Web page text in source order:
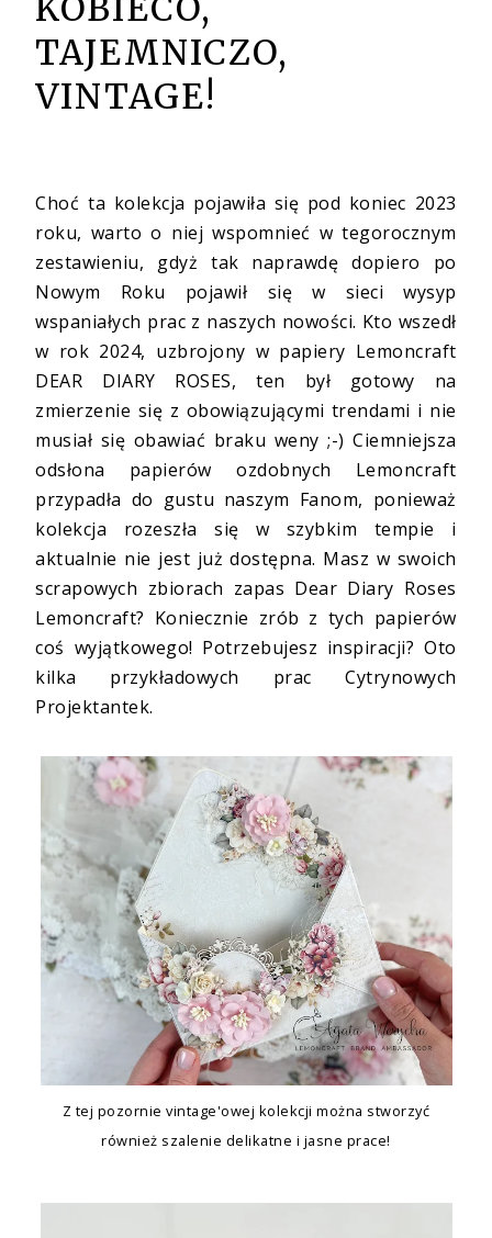
TAJEMNICZO,
VINTAGE!
Choć ta kolekcja pojawiła się pod koniec 2023
roku, warto o niej wspomnieć w tegorocznym
zestawieniu, gdyż tak naprawdę dopiero po
Nowym Roku pojawił się w sieci wysyp
wspaniałych prac z naszych nowości. Kto wszedł
w rok 2024, uzbrojony w papiery Lemoncraft
DEAR DIARY ROSES, ten był gotowy na
zmierzenie się z obowiązującymi trendami i nie
musiał się obawiać braku weny ;-) Ciemniejsza
odsłona papierów ozdobnych Lemoncraft
przypadła do gustu naszym Fanom, ponieważ
kolekcja rozeszła się w szybkim tempie i
aktualnie nie jest już dostępna. Masz w swoich
scrapowych zbiorach zapas Dear Diary Roses
Lemoncraft? Koniecznie zrób z tych papierów
coś wyjątkowego! Potrzebujesz inspiracji? Oto
kilka przykładowych prac Cytrynowych
Projektantek.
Z tej pozornie vintage'owej kolekcji można stworzyć
również szalenie delikatne i jasne prace!